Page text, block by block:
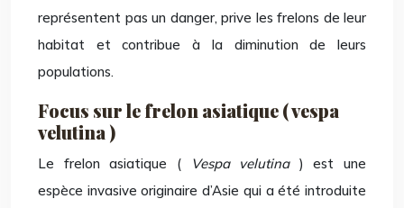
représentent pas un danger, prive les frelons de leur
habitat et contribue à la diminution de leurs
populations.
Focus sur le frelon asiatique ( vespa
velutina )
Le frelon asiatique ( Vespa velutina ) est une
espèce invasive originaire d’Asie qui a été introduite